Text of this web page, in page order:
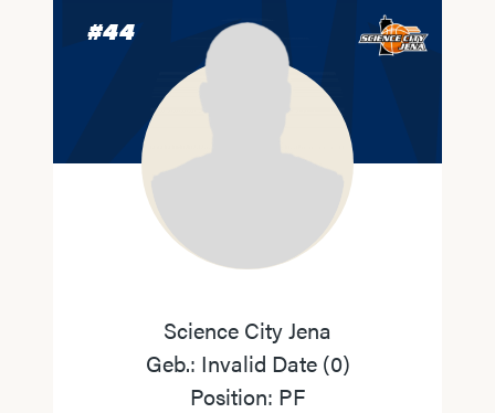
#44
Science City Jena
Geb.: Invalid Date(0)
Position: PF